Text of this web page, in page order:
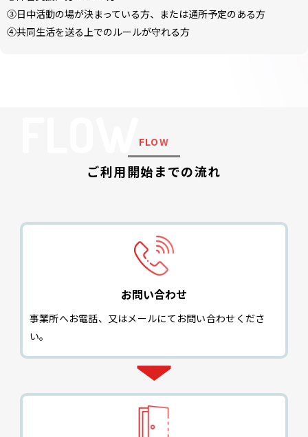
③日中活動の場が決まっている方、または通所予定のある方
④共同生活を送る上でのルールが守れる方
FLOW
ご利用開始までの流れ
お問い合わせ
事業所へお電話、又はメールにてお問い合わせくださ
い。